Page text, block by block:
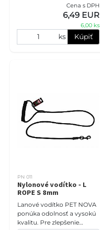
2,0cm (28cm-45cm),
reflexná čierna. Obojky PET
NOVA zaručujú, že vášm
Cena s DPH
6,49 EUR
6,00 ks
ks Kúpiť
PN 011
Nylonové vodítko - L
ROPE S 8mm
Lanové vodítko PET NOVA
ponúka odolnosť a vysokú
kvalitu. Pre zlepšenie